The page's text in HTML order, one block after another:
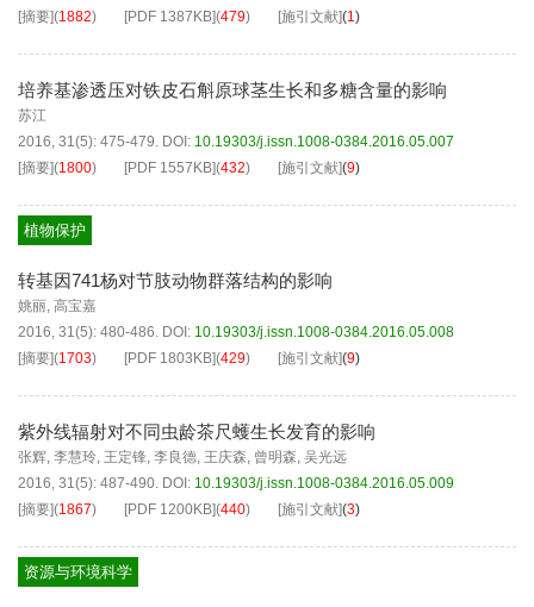
[摘要](1882) [PDF 1387KB](479) [施引文献](1)
培养基渗透压对铁皮石斛原球茎生长和多糖含量的影响
苏江
2016, 31(5): 475-479. DOI: 10.19303/j.issn.1008-0384.2016.05.007
[摘要](1800) [PDF 1557KB](432) [施引文献](9)
植物保护
转基因741杨对节肢动物群落结构的影响
姚丽, 高宝嘉
2016, 31(5): 480-486. DOI: 10.19303/j.issn.1008-0384.2016.05.008
[摘要](1703) [PDF 1803KB](429) [施引文献](9)
紫外线辐射对不同虫龄茶尺蠖生长发育的影响
张辉, 李慧玲, 王定锋, 李良德, 王庆森, 曾明森, 吴光远
2016, 31(5): 487-490. DOI: 10.19303/j.issn.1008-0384.2016.05.009
[摘要](1867) [PDF 1200KB](440) [施引文献](3)
资源与环境科学